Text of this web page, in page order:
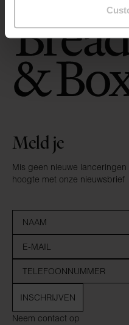
Neem contact op
Meld je
Mis geen nieuwe
hoogte met onze nieuwsbrief
INSCHRIJVEN